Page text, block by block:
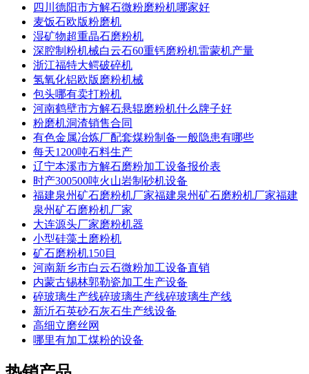
四川德阳市方解石微粉磨粉机哪家好
麦饭石欧版粉磨机
湿矿物超重晶石磨粉机
深腔制粉机械白云石60重钙磨粉机雷蒙机产量
浙江福特大鳄破碎机
氢氧化铝欧版磨粉机械
包头哪有卖打粉机
河南鹤壁市方解石悬辊磨粉机什么牌子好
粉磨机洞渣销售合同
有色金属冶炼厂配套煤粉制备一般隐患有哪些
每天1200吨石料生产
辽宁本溪市方解石磨粉加工设备报价表
时产300500吨火山岩制砂机设备
福建泉州矿石磨粉机厂家福建泉州矿石磨粉机厂家福建
泉州矿石磨粉机厂家
大连源头厂家磨粉机器
小型硅藻土磨粉机
矿石磨粉机150目
河南新乡市白云石微粉加工设备直销
内蒙古锡林郭勒瓷加工生产设备
碎玻璃生产线碎玻璃生产线碎玻璃生产线
新沂石英砂石灰石生产线设备
高细立磨丝网
哪里有加工煤粉的设备